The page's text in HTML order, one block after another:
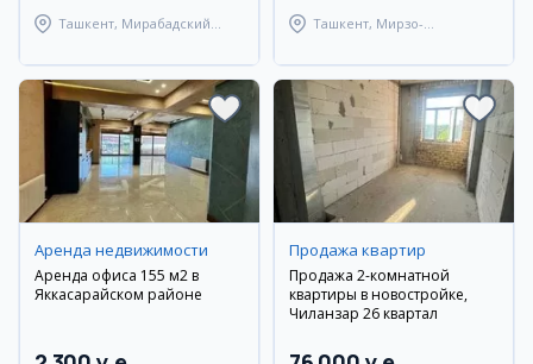
Ташкент, Мирабадский
Ташкент, Мирзо-
Аренда недвижимости
Аренда офиса 155 м2 в
Яккасарайском районе
Продажа квартир
Продажа 2-комнатной
квартиры в новостройке,
Чиланзар 26 квартал